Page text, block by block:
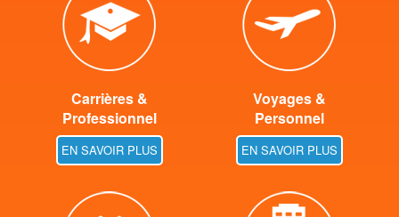
Carrières &
Professionnel
EN SAVOIR PLUS
Voyages &
Personnel
EN SAVOIR PLUS